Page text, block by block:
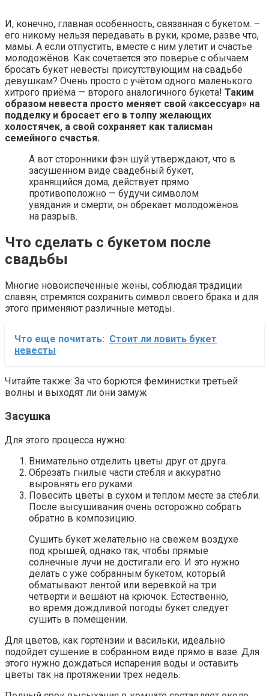
И, конечно, главная особенность, связанная с букетом. –
его никому нельзя передавать в руки, кроме, разве что,
мамы. А если отпустить, вместе с ним улетит и счастье
молодожёнов. Как сочетается это поверье с обычаем
бросать букет невесты присутствующим на свадьбе
девушкам? Очень просто с учётом одного маленького
хитрого приёма — второго аналогичного букета! Таким
образом невеста просто меняет свой «аксессуар» на
подделку и бросает его в толпу желающих
холостячек, а свой сохраняет как талисман
семейного счастья.
А вот сторонники фэн шуй утверждают, что в
засушенном виде свадебный букет,
хранящийся дома, действует прямо
противоположно — будучи символом
увядания и смерти, он обрекает молодожёнов
на разрыв.
Что сделать с букетом после
свадьбы
Многие новоиспеченные жены, соблюдая традиции
славян, стремятся сохранить символ своего брака и для
этого применяют различные методы.
Что еще почитать: Стоит ли ловить букет
невесты
Читайте также: За что борются феминистки третьей
волны и выходят ли они замуж
Засушка
Для этого процесса нужно:
Внимательно отделить цветы друг от друга.
Обрезать гнилые части стебля и аккуратно
выровнять его руками.
Повесить цветы в сухом и теплом месте за стебли.
После высушивания очень осторожно собрать
обратно в композицию.
Сушить букет желательно на свежем воздухе
под крышей, однако так, чтобы прямые
солнечные лучи не достигали его. И это нужно
делать с уже собранным букетом, который
обматывают лентой или веревкой на три
четверти и вешают на крючок. Естественно,
во время дождливой погоды букет следует
сушить в помещении.
Для цветов, как гортензии и васильки, идеально
подойдет сушение в собранном виде прямо в вазе. Для
этого нужно дождаться испарения воды и оставить
цветы так на протяжении трех недель.